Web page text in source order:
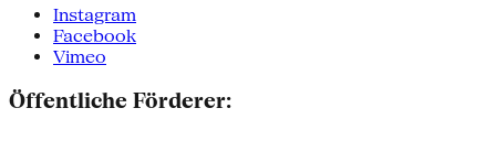
Instagram
Facebook
Vimeo
Öffentliche Förderer: